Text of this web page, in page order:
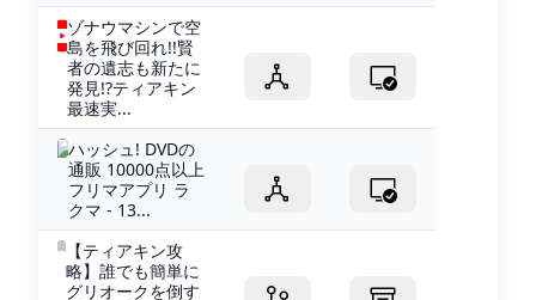
ゾナウマシンで空
島を飛び回れ!!賢
者の遺志も新たに
発見!?ティアキン
最速実...
ハッシュ! DVDの
通販 10000点以上
フリマアプリ ラ
クマ - 13...
【ティアキン攻
略】誰でも簡単に
グリオークを倒す